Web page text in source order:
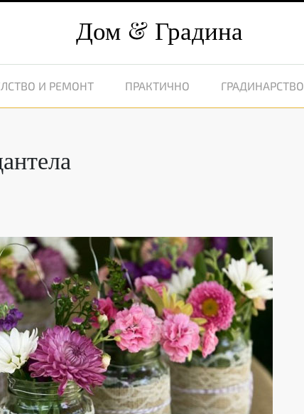
Дом Градина
И РЕМОНТ ПРАКТИЧНО ГРАДИНАРСТВО